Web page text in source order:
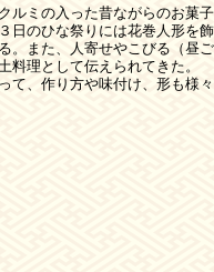
ルミの入った昔ながらのお菓子
日のひな祭りには花巻人形を
。また、人寄せやこびる（昼
料理として伝えられてきた。
て、作り方や味付け、形も様々